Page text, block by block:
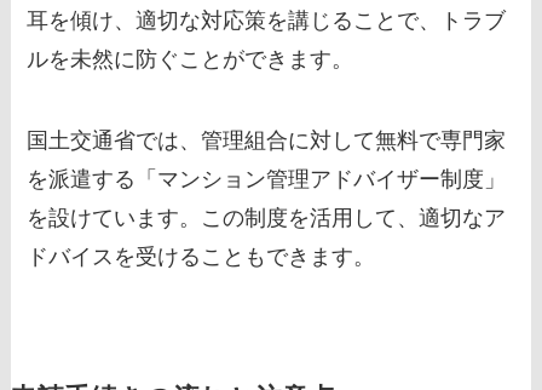
耳を傾け、適切な対応策を講じることで、トラブ
ルを未然に防ぐことができます。
国土交通省では、管理組合に対して無料で専門家
を派遣する「マンション管理アドバイザー制度」
を設けています。この制度を活用して、適切なア
ドバイスを受けることもできます。